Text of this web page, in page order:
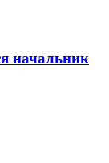
начальник